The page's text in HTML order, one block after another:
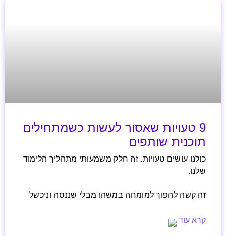
9 טעויות שאסור לעשות כשמתחילים
תוכנית שותפים
כולנו עושים טעויות. זה חלק משמעותי מתהליך הלימוד
שלנו.
זה קשה להפוך למומחה במשהו מבלי שננסה וניכשל
קרא עוד